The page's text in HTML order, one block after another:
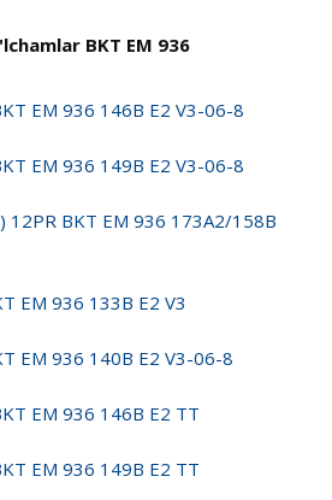
BKT EM 936
EM 936 146B E2 V3-06-8
EM 936 149B E2 V3-06-8
BKT EM 936 173A2/158B
EM 936 133B E2 V3
EM 936 140B E2 V3-06-8
EM 936 146B E2 TT
EM 936 149B E2 TT